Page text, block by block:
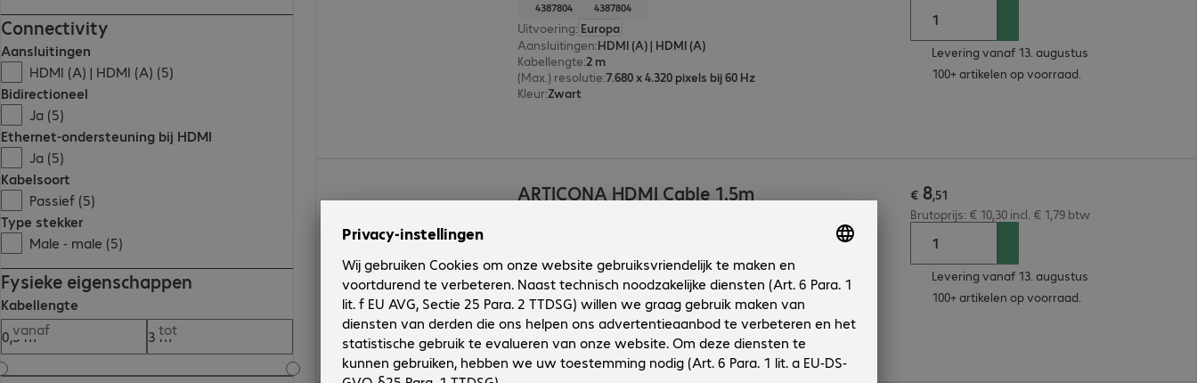
Connectivity
Aansluitingen
HDMI (A) | HDMI (A) (5)
Bidirectioneel
Ja (5)
Ethernet-ondersteuning bij HDMI
Ja (5)
Kabelsoort
Passief (5)
Type stekker
Male - male (5)
Fysieke eigenschappen
Kabellengte
vanaf
tot
4387804
4387804
Uitvoering: Europa
Aansluitingen:HDMI (A) | HDMI (A)
Kabellengte:2 m
(Max.) resolutie:7.680 x 4.320 pixels bij 60 Hz
Kleur:Zwart
Levering vanaf 13. augustus
100+ artikelen op voorraad.
ARTICONA HDMI Cable 1.5m
Aansluitingen :HDMI (A) | HDMI (A)
Kabellengte:1,5 m
(Max.) resolutie:7.680 x 4.320 pixels bij 60 Hz
Kleur
Zwart
€ 8,51
Brutoprijs: € 10,30 incl. € 1,79 btw
Levering vanaf 13. augustus
100+ artikelen op voorraad.